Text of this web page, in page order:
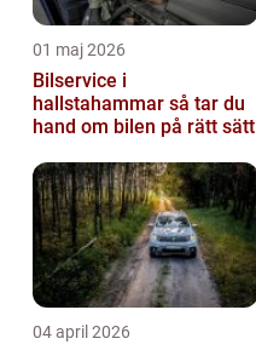
01 maj 2026
Bilservice i
hallstahammar så tar du
hand om bilen på rätt sätt
04 april 2026